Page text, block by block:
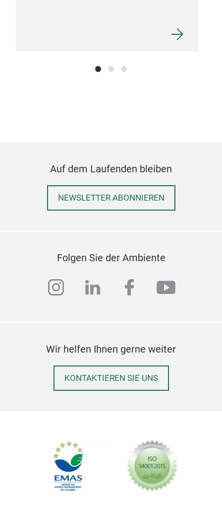
Auf dem Laufenden bleiben
NEWSLETTER ABONNIEREN
Folgen Sie der Ambiente
instagram
linkedinfacebook
Wir helfen Ihnen gerne weiter
KONTAKTIEREN SIE UNS